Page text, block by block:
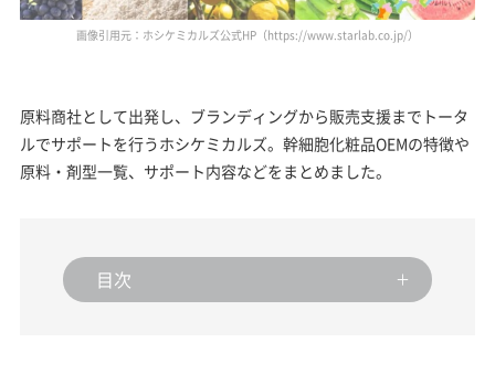
画像引用元：ホシケミカルズ公式HP（https://www.starlab.co.jp/）
原料商社として出発し、ブランディングから販売支援までトータ
ルでサポートを行うホシケミカルズ。幹細胞化粧品OEMの特徴や
原料・剤型一覧、サポート内容などをまとめました。
目次